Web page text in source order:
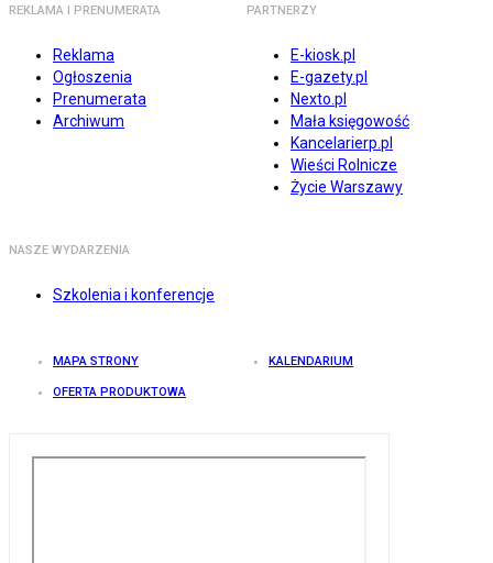
REKLAMA I PRENUMERATA
Reklama
Ogłoszenia
Prenumerata
Archiwum
PARTNERZY
E-kiosk.pl
E-gazety.pl
Nexto.pl
Mała księgowość
Kancelarierp.pl
Wieści Rolnicze
Życie Warszawy
NASZE WYDARZENIA
Szkolenia i konferencje
MAPA STRONY KALENDARIUM
OFERTA PRODUKTOWA